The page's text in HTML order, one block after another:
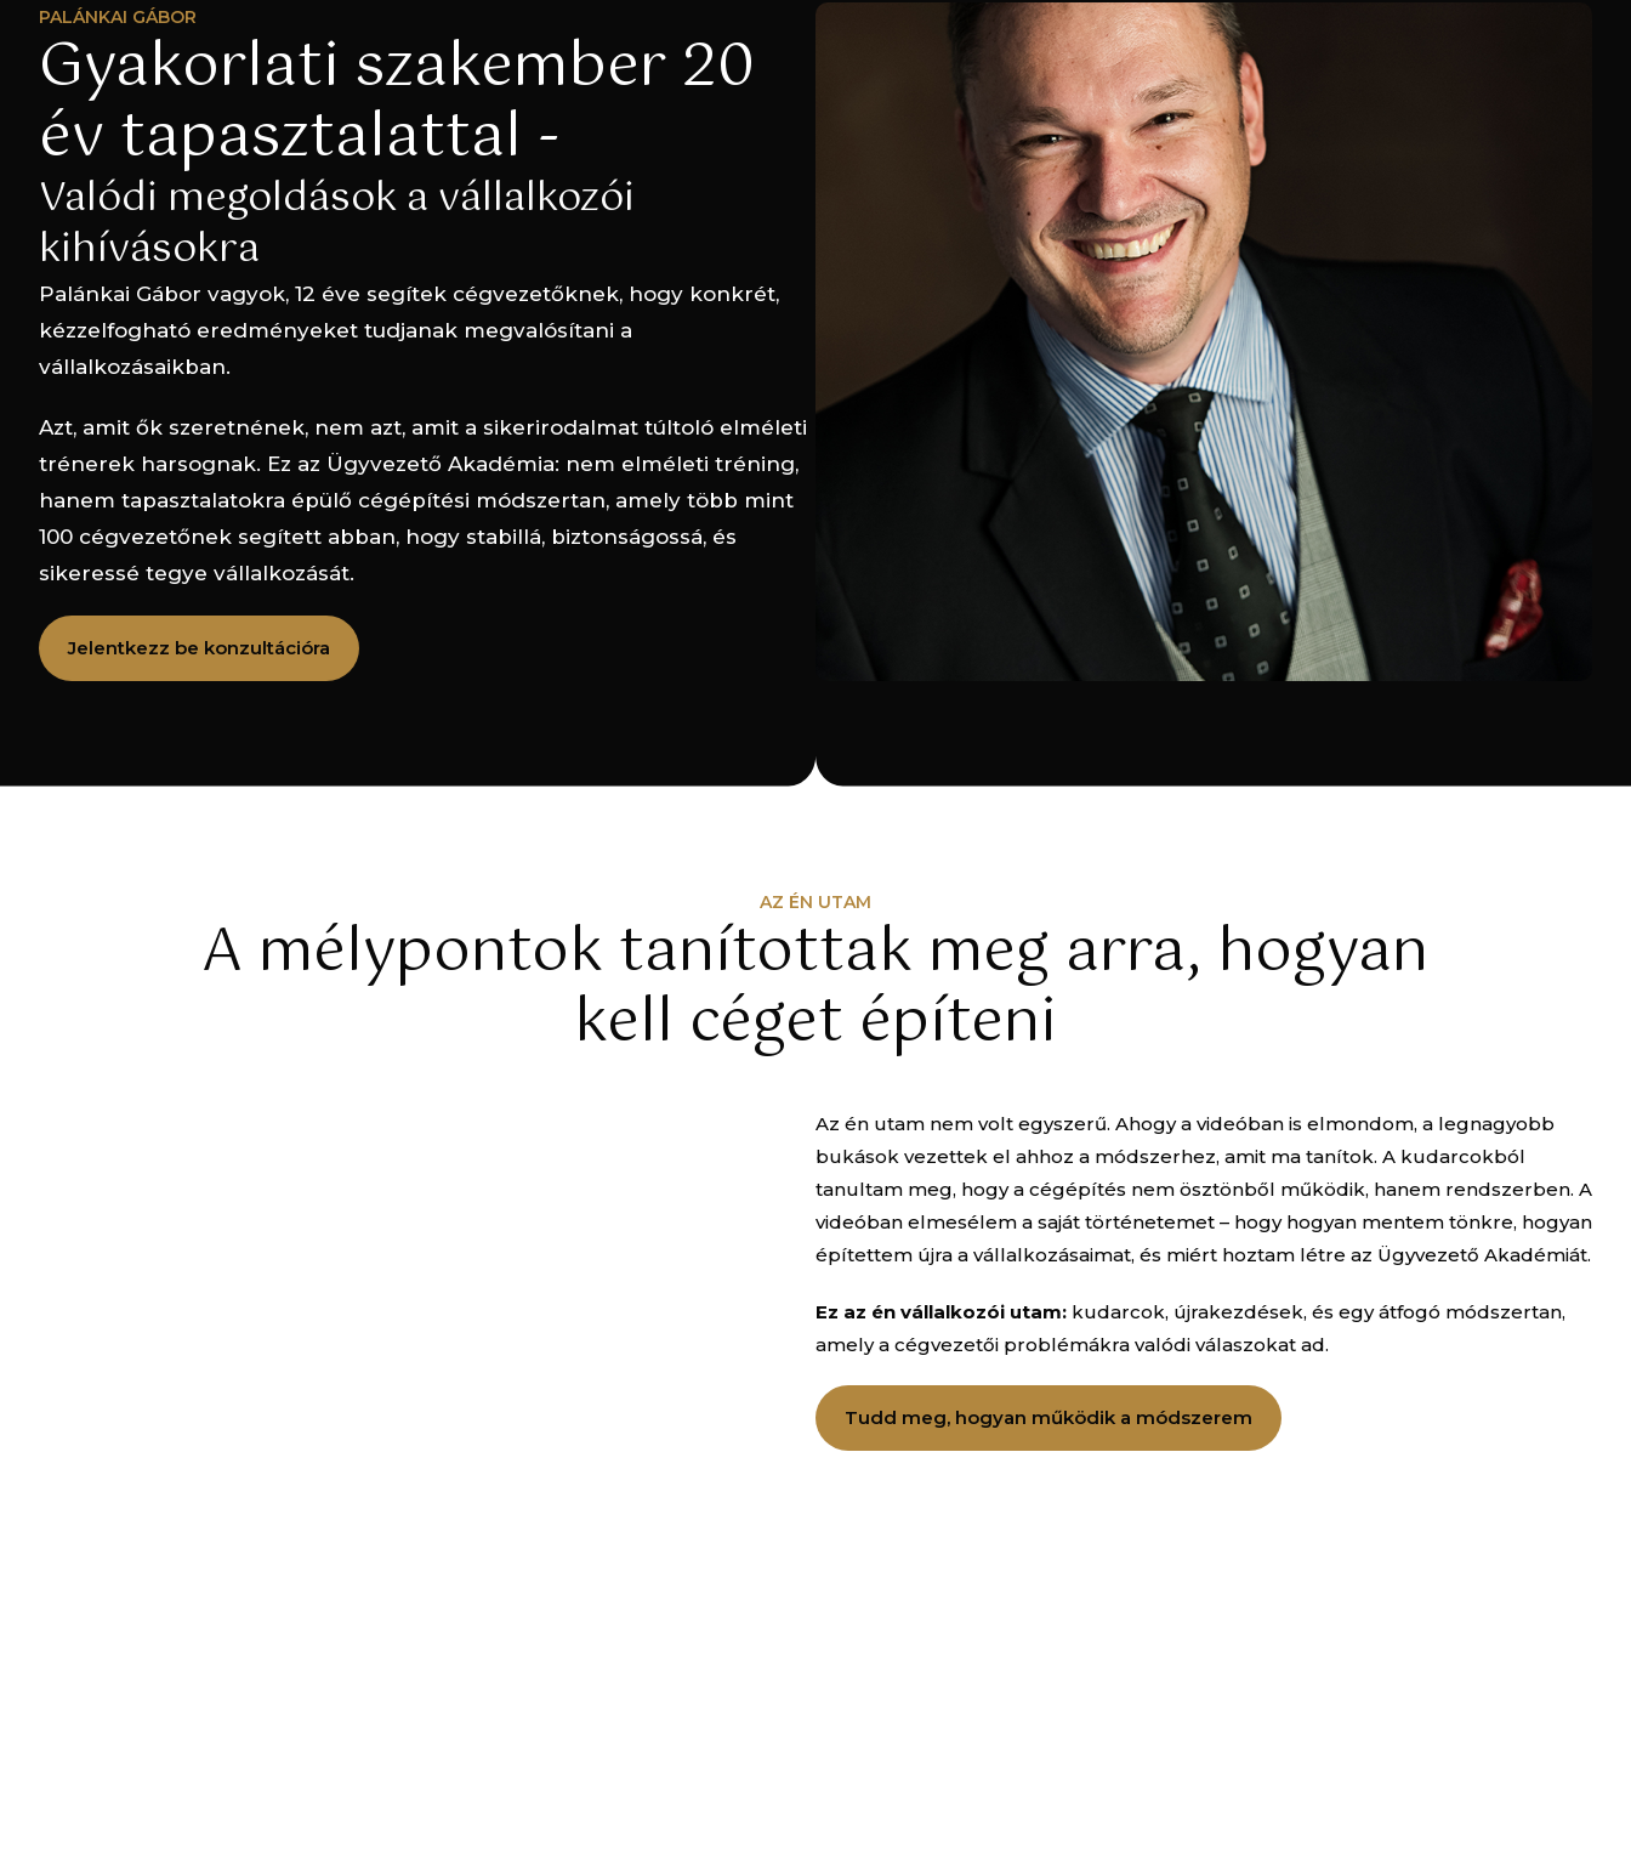
PALÁNKAI GÁBOR
Gyakorlati szakember 20
év tapasztalattal -
Valódi megoldások a vállalkozói
kihívásokra
Palánkai Gábor vagyok, 12 éve segítek cégvezetőknek, hogy konkrét,
kézzelfogható eredményeket tudjanak megvalósítani a
vállalkozásaikban.
Azt, amit ők szeretnének, nem azt, amit a sikerirodalmat túltoló elméleti
trénerek harsognak. Ez az Ügyvezető Akadémia: nem elméleti tréning,
hanem tapasztalatokra épülő cégépítési módszertan, amely több mint
100 cégvezetőnek segített abban, hogy stabillá, biztonságossá, és
sikeressé tegye vállalkozását.
Jelentkezz be konzultációra
AZ ÉN UTAM
A mélypontok tanítottak meg arra, hogyan
kell céget építeni
Az én utam nem volt egyszerű. Ahogy a videóban is elmondom, a legnagyobb
bukások vezettek el ahhoz a módszerhez, amit ma tanítok. A kudarcokból
tanultam meg, hogy a cégépítés nem ösztönből működik, hanem rendszerben. A
videóban elmesélem a saját történetemet – hogy hogyan mentem tönkre, hogyan
építettem újra a vállalkozásaimat, és miért hoztam létre az Ügyvezető Akadémiát.
Ez az én vállalkozói utam: kudarcok, újrakezdések, és egy átfogó módszertan,
amely a cégvezetői problémákra valódi válaszokat ad.
Tudd meg, hogyan működik a módszerem